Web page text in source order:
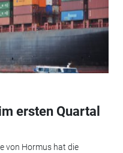
ersten Quartal
von Hormus hat die